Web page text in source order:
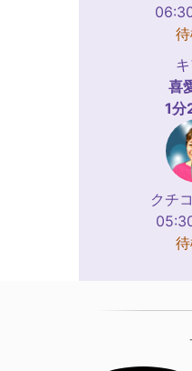
喜
1分
クチ